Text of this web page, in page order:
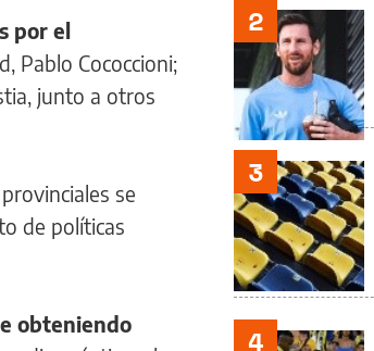
por el
Pablo Cococcioni;
junto a otros
se
de políticas
obteniendo
2
3
4